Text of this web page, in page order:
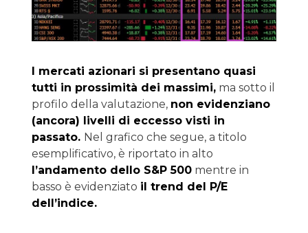
I mercati azionari si presentano quasi
tutti in prossimità dei massimi, ma sotto il
profilo della valutazione, non evidenziano
(ancora) livelli di eccesso visti in
passato. Nel grafico che segue, a titolo
esemplificativo, è riportato in alto
l’andamento dello S&P 500 mentre in
basso è evidenziato il trend del P/E
dell’indice.